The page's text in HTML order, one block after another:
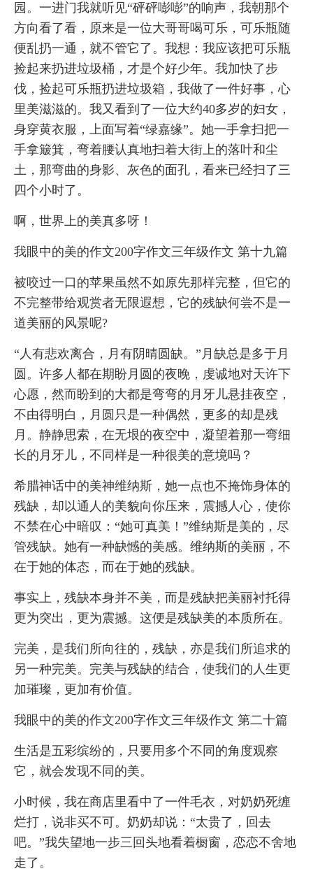
园。一进门我就听见“砰砰嘭嘭”的响声，我朝那个
方向看了看，原来是一位大哥哥喝可乐，可乐瓶随
便乱扔一通，就不管它了。我想：我应该把可乐瓶
捡起来扔进垃圾桶，才是个好少年。我加快了步
伐，捡起可乐瓶扔进垃圾箱，我做了一件好事，心
里美滋滋的。我又看到了一位大约40多岁的妇女，
身穿黄衣服，上面写着“绿嘉缘”。她一手拿扫把一
手拿簸箕，弯着腰认真地扫着大街上的落叶和尘
土，那弯曲的身影、灰色的面孔，看来已经扫了三
四个小时了。
啊，世界上的美真多呀！
我眼中的美的作文200字作文三年级作文 第十九篇
被咬过一口的苹果虽然不如原先那样完整，但它的
不完整带给观赏者无限遐想，它的残缺何尝不是一
道美丽的风景呢?
“人有悲欢离合，月有阴晴圆缺。”月缺总是多于月
圆。许多人都在期盼月圆的夜晚，虔诚地对天许下
心愿，然而盼到的大都是弯弯的月牙儿悬挂夜空，
不由得明白，月圆只是一种偶然，更多的却是残
月。静静思索，在无垠的夜空中，凝望着那一弯细
长的月牙儿，不同样是一种很美的意境吗？
希腊神话中的美神维纳斯，她一点也不掩饰身体的
残缺，却以通人的美貌向你压来，震撼人心，使你
不禁在心中暗叹：“她可真美！”维纳斯是美的，尽
管残缺。她有一种缺憾的美感。维纳斯的美丽，不
在于她的体态，而在于她的残缺。
事实上，残缺本身并不美，而是残缺把美丽衬托得
更为突出，更为震撼。这便是残缺美的本质所在。
完美，是我们所向往的，残缺，亦是我们所追求的
另一种完美。完美与残缺的结合，使我们的人生更
加璀璨，更加有价值。
我眼中的美的作文200字作文三年级作文 第二十篇
生活是五彩缤纷的，只要用多个不同的角度观察
它，就会发现不同的美。
小时候，我在商店里看中了一件毛衣，对奶奶死缠
烂打，说非买不可。奶奶却说：“太贵了，回去
吧。”我失望地一步三回头地看着橱窗，恋恋不舍地
走了。